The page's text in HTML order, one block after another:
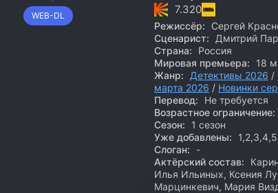
WEB-DL 7.320
Режиссёр:
Сергей
Сценарист:
Дмитрий
Страна:
Россия
Мировая премьера:
18
Жанр:
Детективы 2026 /
марта 2026 / Новинки
Перевод:
Не требуется
Возрастное ограничение:
Сезон:
1 сезон
Уже добавлены:
Слоган:
-
Актёрский состав:
Илья Ильиных, Ксения
Марцинкевич, Мария